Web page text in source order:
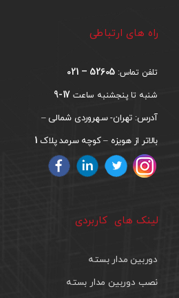
راه های ارتباطی
تلفن تماس: 52605 – 021
شنبه تا پنجشنبه ساعت 17-9
آدرس: تهران- سهروردی شمالی –
بالاتر از هویزه – کوچه سرمد پلاک 1
لینک های کاربردی
دوربین مدار بسته
نصب دوربین مدار بسته